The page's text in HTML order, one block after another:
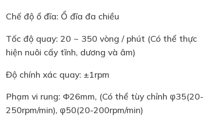
Chế độ ổ đĩa: Ổ đĩa đa chiều
Tốc độ quay: 20 ~ 350 vòng / phút (Có thể thực
hiện nuôi cấy tĩnh, dương và âm)
Độ chính xác quay: ±1rpm
Phạm vi rung: Φ26mm, (Có thể tùy chỉnh φ35(20-
250rpm/min), φ50(20-200rpm/min)